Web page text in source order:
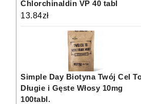
Chlorchinaldin VP 40 tabl
13.84zł
Simple Day Biotyna Twój Cel
Długie i Gęste Włosy 10mg
100tabl.